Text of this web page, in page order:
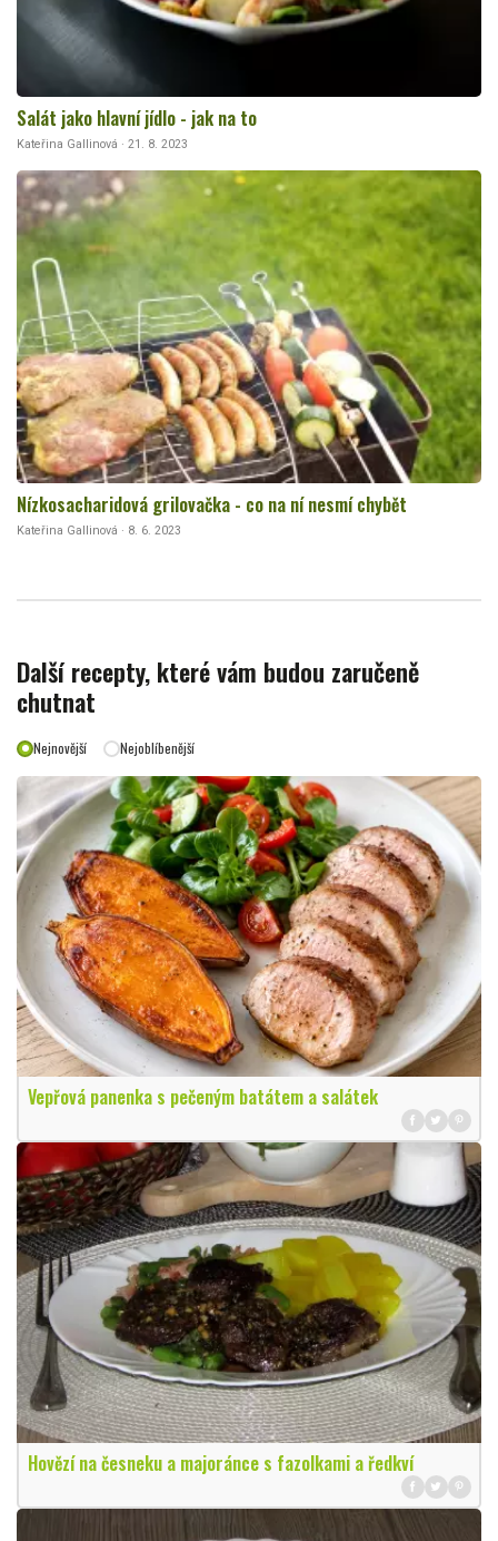
Salát jako hlavní jídlo - jak na to
Kateřina Gallinová · 21. 8. 2023
Nízkosacharidová grilovačka - co na ní nesmí chybět
Kateřina Gallinová · 8. 6. 2023
Další recepty, které vám budou zaručeně
chutnat
Nejnovější Nejoblíbenější
Vepřová panenka s pečeným batátem a salátek
Hovězí na česneku a majoránce s fazolkami a ředkví